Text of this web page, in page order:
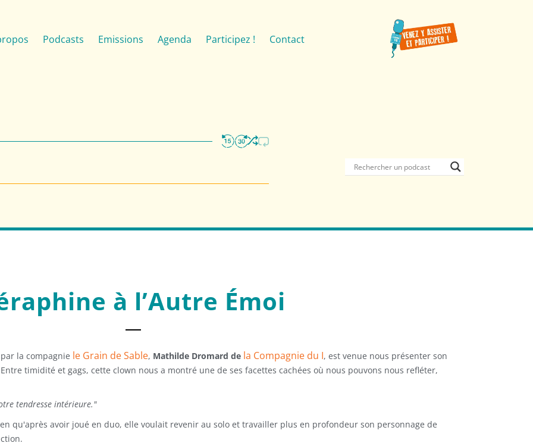
Podcasts Emissions Agenda Participez ! Contact
à l’Autre Émoi
la compagnie le Grain de Sable, Mathilde Dromard de la Compagnie du I, est venue nous présenter son
timidité et gags, cette clown nous a montré une de ses facettes cachées où nous pouvons nous refléter,
tendresse intérieure."
qu'après avoir joué en duo, elle voulait revenir au solo et travailler plus en profondeur son personnage de